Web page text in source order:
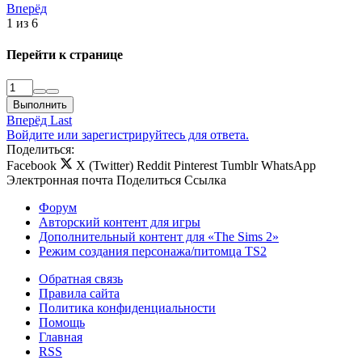
Вперёд
1 из 6
Перейти к странице
Выполнить
Вперёд Last
Войдите или зарегистрируйтесь для ответа.
Поделиться:
Facebook
X (Twitter) Reddit Pinterest Tumblr WhatsApp
Электронная почта Поделиться Ссылка
Форум
Авторский контент для игры
Дополнительный контент для «The Sims 2»
Режим создания персонажа/питомца TS2
Обратная связь
Правила сайта
Политика конфиденциальности
Помощь
Главная
RSS